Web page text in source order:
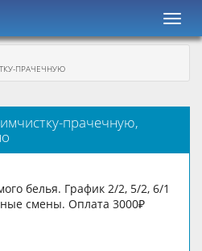
ПРАЧЕЧНУЮ
прачечную,
белья. График 2/2, 5/2, 6/1
смены. Оплата 3000₽